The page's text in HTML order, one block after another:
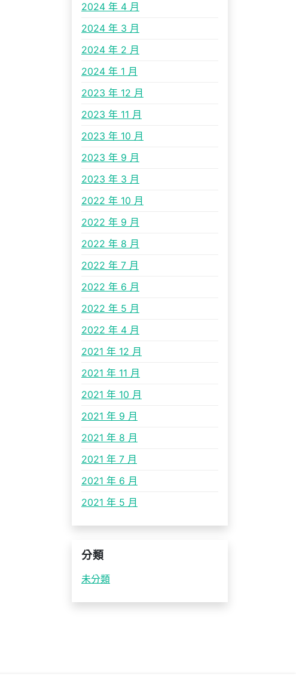
2024 年 4 月
2024 年 3 月
2024 年 2 月
2024 年 1 月
2023 年 12 月
2023 年 11 月
2023 年 10 月
2023 年 9 月
2023 年 3 月
2022 年 10 月
2022 年 9 月
2022 年 8 月
2022 年 7 月
2022 年 6 月
2022 年 5 月
2022 年 4 月
2021 年 12 月
2021 年 11 月
2021 年 10 月
2021 年 9 月
2021 年 8 月
2021 年 7 月
2021 年 6 月
2021 年 5 月
分類
未分類